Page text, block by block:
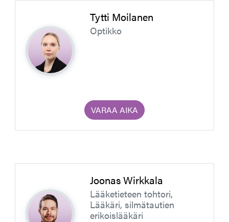
Tytti Moilanen
Optikko
VARAA AIKA
Joonas Wirkkala
Lääketieteen tohtori,
Lääkäri, silmätautien
erikoislääkäri